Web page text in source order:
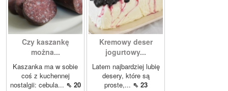
Czy kaszankę
można...
Kaszanka ma w sobie
coś z kuchennej
nostalgii: cebula... ⇖ 20
Kremowy deser
jogurtowy...
Latem najbardziej lubię
desery, które są
proste,... ⇖ 23